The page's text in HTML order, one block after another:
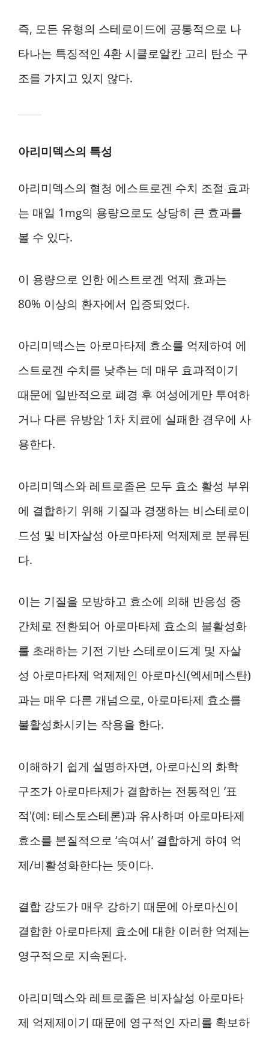
즉, 모든 유형의 스테로이드에 공통적으로 나
타나는 특징적인 4환 시클로알칸 고리 탄소 구
조를 가지고 있지 않다.
아리미덱스의 특성
아리미덱스의 혈청 에스트로겐 수치 조절 효과
는 매일 1mg의 용량으로도 상당히 큰 효과를
볼 수 있다.
이 용량으로 인한 에스트로겐 억제 효과는
80% 이상의 환자에서 입증되었다.
아리미덱스는 아로마타제 효소를 억제하여 에
스트로겐 수치를 낮추는 데 매우 효과적이기
때문에 일반적으로 폐경 후 여성에게만 투여하
거나 다른 유방암 1차 치료에 실패한 경우에 사
용한다.
아리미덱스와 레트로졸은 모두 효소 활성 부위
에 결합하기 위해 기질과 경쟁하는 비스테로이
드성 및 비자살성 아로마타제 억제제로 분류된
다.
이는 기질을 모방하고 효소에 의해 반응성 중
간체로 전환되어 아로마타제 효소의 불활성화
를 초래하는 기전 기반 스테로이드계 및 자살
성 아로마타제 억제제인 아로마신(엑세메스탄)
과는 매우 다른 개념으로, 아로마타제 효소를
불활성화시키는 작용을 한다.
이해하기 쉽게 설명하자면, 아로마신의 화학
구조가 아로마타제가 결합하는 전통적인 ‘표
적'(예: 테스토스테론)과 유사하며 아로마타제
효소를 본질적으로 ‘속여서’ 결합하게 하여 억
제/비활성화한다는 뜻이다.
결합 강도가 매우 강하기 때문에 아로마신이
결합한 아로마타제 효소에 대한 이러한 억제는
영구적으로 지속된다.
아리미덱스와 레트로졸은 비자살성 아로마타
제 억제제이기 때문에 영구적인 자리를 확보하